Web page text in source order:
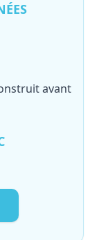
avant